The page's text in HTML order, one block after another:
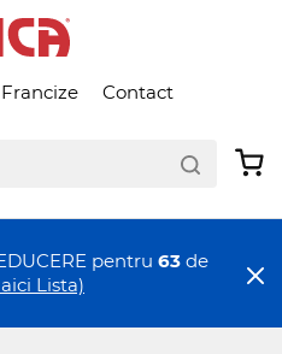
Francize Contact
pentru 63 de
Lista)